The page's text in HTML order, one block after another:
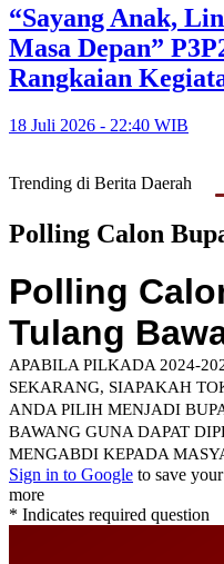
“Sayang Anak,
Masa Depan”
Rangkaian
18 Juli 2026 - 22:40 WIB
Trending di Berita Daerah
Polling Calon